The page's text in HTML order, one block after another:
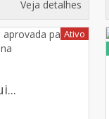
Veja detalhes
Ativo